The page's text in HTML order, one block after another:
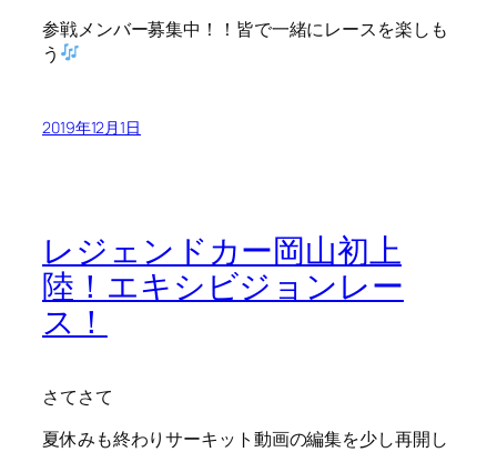
参戦メンバー募集中！！皆で一緒にレースを楽しも
う
2019年12月1日
レジェンドカー岡山初上
陸！エキシビジョンレー
ス！
さてさて
夏休みも終わりサーキット動画の編集を少し再開し